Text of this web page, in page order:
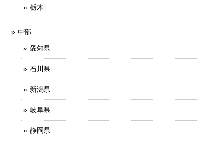
栃木
中部
愛知県
石川県
新潟県
岐阜県
静岡県